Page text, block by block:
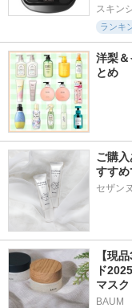
スキン
ランキ
洋梨＆
とめ
ご購
すすめ
セザンヌ
【現
ド
マス
BAUM